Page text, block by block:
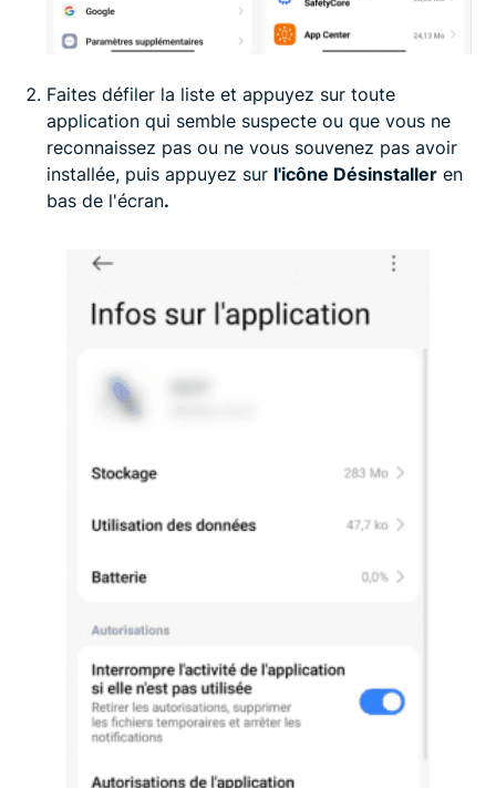
Faites défiler la liste et appuyez sur toute
application qui semble suspecte ou que vous ne
reconnaissez pas ou ne vous souvenez pas avoir
installée, puis appuyez sur l'icône Désinstaller en
bas de l'écran.